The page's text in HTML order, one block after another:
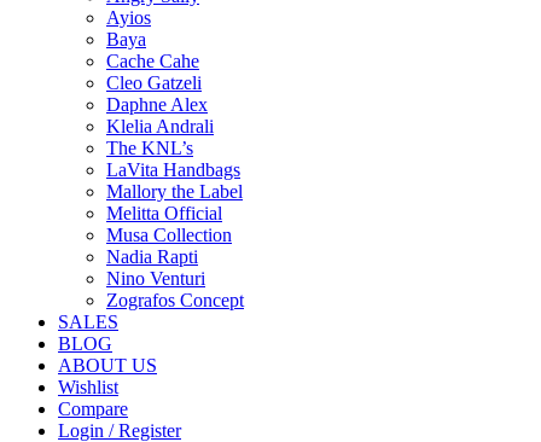
Ayios
Baya
Cache Cahe
Cleo Gatzeli
Daphne Alex
Klelia Andrali
The KNL’s
LaVita Handbags
Mallory the Label
Melitta Official
Musa Collection
Nadia Rapti
Nino Venturi
Zografos Concept
SALES
BLOG
ABOUT US
Wishlist
Compare
Login / Register